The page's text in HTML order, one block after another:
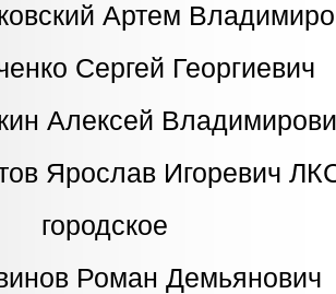
Артем
Сергей
Алексей
Ярослав Игоревич
Роман